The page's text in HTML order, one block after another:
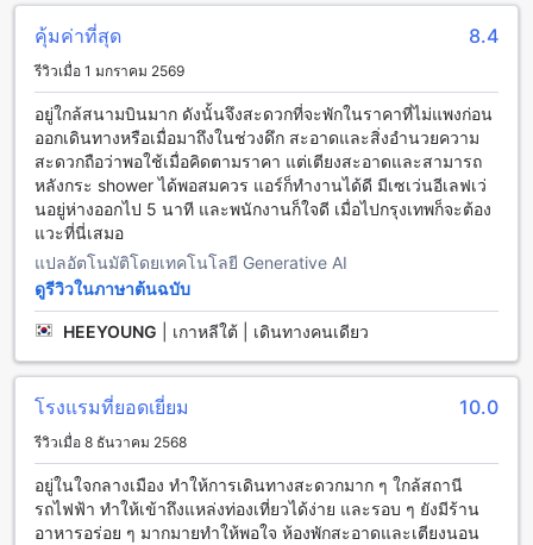
ความสะดวกที่ทันสมัยและครบครันในห้องพัก ห้องพักทุกห้องมี
เครื่องปรับอากาศที่สามารถปรับอุณหภูมิได้ตามความต้องการของ
แขก นอกจากนี้ยังมีเครื่องเป่าผมเพื่อให้แขกได้ทำผมได้อย่าง
ห้องพัก โรงแรมนี้มีโทรทัศน์ที่สามารถรับชมช่องทีวีได้ นอกจากนี้
ยังมีมินิบาร์ในห้องพักที่สามารถเก็บเครื่องดื่มเย็นไว้ให้แขกได้ และ
ยังมีระเบียงหรือระเบียงใหญ่ที่สามารถนั่งเล่นหรือชมวิวได้อย่าง
สะดวกสบาย สำหรับการรับชมรายการทีวีหรือช่องดาวเทียม
โรงแรมยังมีทีวีดาวเทียมหรือรายการทีวีผ่านเคเบิลให้บริการใน
ห้องพัก นอกจากนี้ยังมีตู้เย็นให้บริการในห้องพักเพื่อให้แขก
สามารถเก็บเครื่องดื่มหรืออาหารเย็นไว้ได้
สัมผัสความอร่อยที่โอโย 512 พลาย แอนด์ เฮิร์บ สุวรรณภูมิ แอร์
พอร์ต
ที่พักโอโย 512 พลาย แอนด์ เฮิร์บ สุวรรณภูมิ แอร์พอร์ต มีร้าน
กาแฟที่น่าตื่นตาตื่นใจที่สามารถตอบสนองความอร่อยและความ
ต้องการของแขกได้อย่างลงตัว ร้านกาแฟนี้เปิดให้บริการทุกวัน
ตั้งแต่เช้าจนถึงเย็น แขกสามารถสั่งอาหารและเครื่องดื่มที่หลาก
หลายได้ตามความชอบ นอกจากนี้ยังมีบริการทำความสะอาดห้อง
ประจำวันและบริการจัดส่งอาหารในร้านค้าใกล้เคียงเพื่อความ
สะดวกสบายของแขก
คุ้มค่าที่สุด 8.4
รีวิวเมื่อ 1 มกราคม 2569
อยู่ใกล้สนามบินมาก ดังนั้นจึงสะดวกที่จะพักในราคาที่ไม่แพงก่อน
ออกเดินทางหรือเมื่อมาถึงในช่วงดึก สะอาดและสิ่งอำนวยความ
สะดวกถือว่าพอใช้เมื่อคิดตามราคา แต่เตียงสะอาดและสามารถ
หลังกระ shower ได้พอสมควร แอร์ก็ทำงานได้ดี มีเซเว่นอีเลฟเว่
นอยู่ห่างออกไป 5 นาที และพนักงานก็ใจดี เมื่อไปกรุงเทพก็จะต้อง
แวะที่นี่เสมอ
แปลอัตโนมัติโดยเทคโนโลยี Generative AI
ดูรีวิวในภาษาต้นฉบับ
HEEYOUNG เกาหลีใต้ | เดินทางคนเดียว
โรงแรมที่ยอดเยี่ยม 10.0
รีวิวเมื่อ 8 ธันวาคม 2568
อยู่ในใจกลางเมือง ทำให้การเดินทางสะดวกมาก ๆ ใกล้สถานี
รถไฟฟ้า ทำให้เข้าถึงแหล่งท่องเที่ยวได้ง่าย และรอบ ๆ ยังมีร้าน
อาหารอร่อย ๆ มากมายทำให้พอใจ ห้องพักสะอาดและเตียงนอน